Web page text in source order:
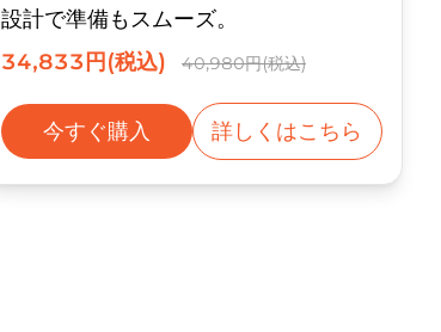
設計で準備もスムーズ。
34,833円(税込)
40,980円(税込)
今すぐ購入 詳しくはこちら